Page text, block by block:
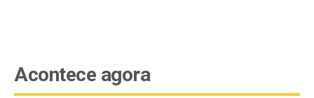
Acontece agora